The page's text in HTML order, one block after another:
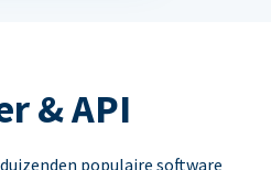
& API
populaire software